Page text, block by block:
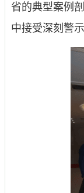
省的典型案例
中接受深刻警